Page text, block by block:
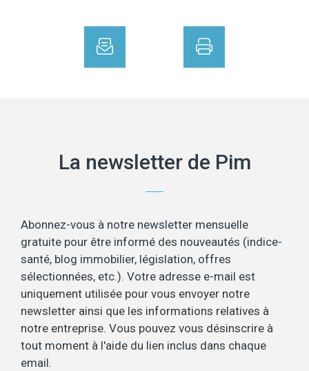
La newsletter de Pim
Abonnez-vous à notre newsletter mensuelle
gratuite pour être informé des nouveautés (indice-
santé, blog immobilier, législation, offres
sélectionnées, etc.). Votre adresse e-mail est
uniquement utilisée pour vous envoyer notre
newsletter ainsi que les informations relatives à
notre entreprise. Vous pouvez vous désinscrire à
tout moment à l'aide du lien inclus dans chaque
email.